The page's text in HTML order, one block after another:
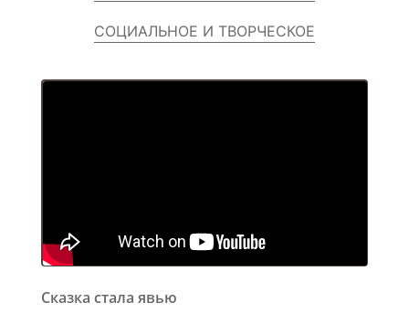
СОЦИАЛЬНОЕ И ТВОРЧЕСКОЕ
Сказка стала явью